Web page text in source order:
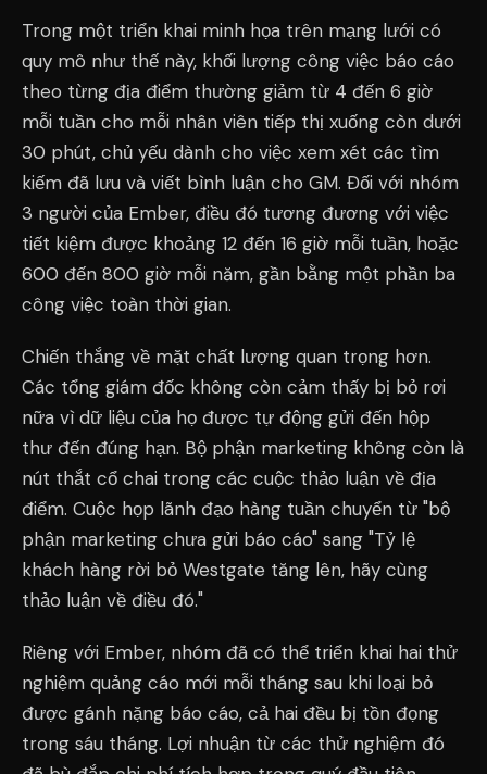
Trong một triển khai minh họa trên mạng lưới có
quy mô như thế này, khối lượng công việc báo cáo
theo từng địa điểm thường giảm từ 4 đến 6 giờ
mỗi tuần cho mỗi nhân viên tiếp thị xuống còn dưới
30 phút, chủ yếu dành cho việc xem xét các tìm
kiếm đã lưu và viết bình luận cho GM. Đối với nhóm
3 người của Ember, điều đó tương đương với việc
tiết kiệm được khoảng 12 đến 16 giờ mỗi tuần, hoặc
600 đến 800 giờ mỗi năm, gần bằng một phần ba
công việc toàn thời gian.
Chiến thắng về mặt chất lượng quan trọng hơn.
Các tổng giám đốc không còn cảm thấy bị bỏ rơi
nữa vì dữ liệu của họ được tự động gửi đến hộp
thư đến đúng hạn. Bộ phận marketing không còn là
nút thắt cổ chai trong các cuộc thảo luận về địa
điểm. Cuộc họp lãnh đạo hàng tuần chuyển từ "bộ
phận marketing chưa gửi báo cáo" sang "Tỷ lệ
khách hàng rời bỏ Westgate tăng lên, hãy cùng
thảo luận về điều đó."
Riêng với Ember, nhóm đã có thể triển khai hai thử
nghiệm quảng cáo mới mỗi tháng sau khi loại bỏ
được gánh nặng báo cáo, cả hai đều bị tồn đọng
trong sáu tháng. Lợi nhuận từ các thử nghiệm đó